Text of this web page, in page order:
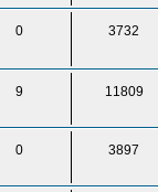
0 3732
9 11809
0 3897